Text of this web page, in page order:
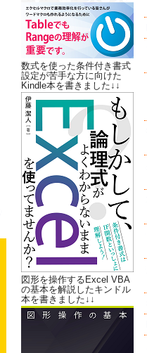
数式を使った条件付き書式
設定が苦手な方に向けた
Kindle本を書きました↓↓
図形を操作するExcel VBA
の基本を解説したキンドル
本を書きました↓↓